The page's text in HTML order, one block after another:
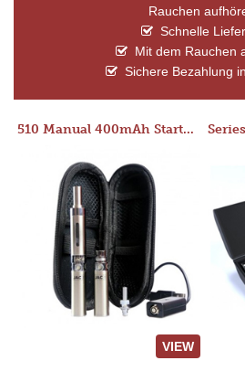
Rauchen
Schnelle
Mit dem Rauchen
Sichere Bezahlung
510 Manual 400mAh Starter Kit
VIEW